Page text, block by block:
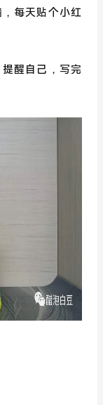
每天贴个小红
醒自己，写完